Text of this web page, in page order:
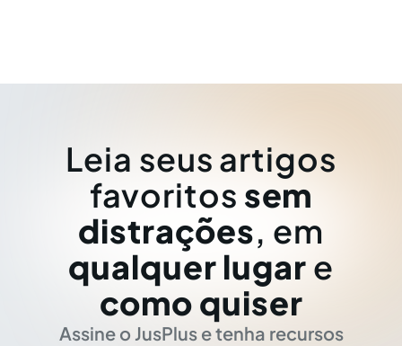
Leia seus artigos
favoritos sem
distrações, em
qualquer lugar e
como quiser
Assine o JusPlus e tenha recursos